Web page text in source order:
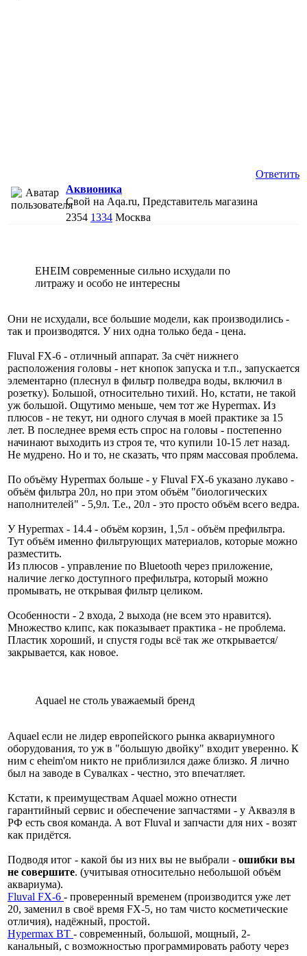
Ответить
Аквионика
Свой на Aqa.ru, Представитель магазина
2354 1334 Москва
EHEIM современные сильно исхудали по
литражу и особо не интересны
Они не исхудали, все большие модели, как производились -
так и производятся. У них одна только беда - цена.
Fluval FX-6 - отличный аппарат. За счёт нижнего
расположения головы - нет кнопок запуска и т.п., запускается
элементарно (плеснул в фильтр полведра воды, включил в
розетку). Большой, относительно тихий. Но, кстати, не такой
уж большой. Ощутимо меньше, чем тот же Hypermax. Из
плюсов - не текут, ни одного случая в моей практике за 15
лет. В последнее время есть спрос на головы - постепенно
начинают выходить из строя те, что купили 10-15 лет назад.
Не мудрено. Но и то, не сказать, что прям массовая проблема.
По объёму Hypermax больше - у Fluval FX-6 указано лукаво -
объём фильтра 20л, но при этом объём "биологических
наполнителей" - 5,9л. Т.е., 20л - это просто объём всего ведра.
У Hypermax - 14.4 - объём корзин, 1,5л - объём префильтра.
Тут объём именно фильтрующих материалов, которые можно
разместить.
Из плюсов - управление по Bluetooth через приложение,
наличие легко доступного префильтра, который можно
промывать, не открывая фильтр целиком.
Особенности - 2 входа, 2 выхода (не всем это нравится).
Множество клипс, как показывает практика - не проблема.
Пластик хороший, и спустя годы всё так же открывается/
закрывается, как новое.
Aquael не столь уважаемый бренд
Aquael если не лидер европейского рынка аквариумного
оборудования, то уж в "большую двойку" входит уверенно. К
ним с eheim'ом никто не приблизился даже близко. Я лично
был на заводе в Сувалках - честно, это впечатляет.
Кстати, к преимуществам Aquael можно отнести
гарантийный сервис и обеспечение запчастями - у Акваэля в
РФ есть своя команда. А вот Fluval и запчасти для них - возят
как придётся.
Подводя итог - какой бы из них вы не выбрали - ошибки вы
не совершите. (учитывая относительно небольшой объём
аквариума).
Fluval FX-6 - проверенный временем (производится уже лет
20, заменил в своё время FX-5, но там чисто косметические
отличия), надёжный, простой.
Hypermax BT - современный, большой, мощный, 2-
канальный, с возможностью программировать работу через